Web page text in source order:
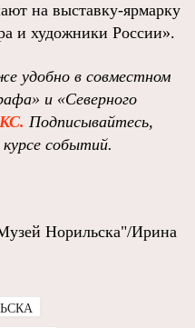
на выставку-ярмарку
и художники России».
удобно в совместном
и «Северного
Подписывайтесь,
событий.
Норильска"/Ирина